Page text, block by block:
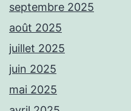
septembre 2025
août 2025
juillet 2025
juin 2025
mai 2025